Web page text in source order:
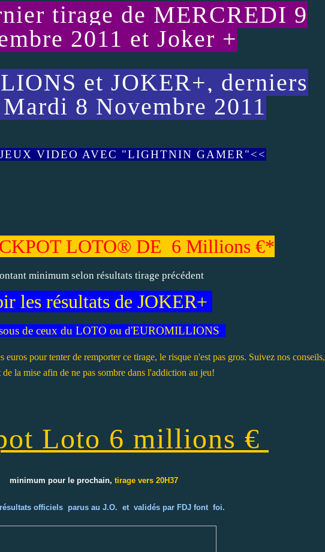
tirage de MERCREDI 9
2011 et Joker +
et JOKER+, derniers
8 Novembre 2011
VIDEO AVEC "LIGHTNIN GAMER"<<
LOTO® DE 6 Millions €*
minimum selon résultats tirage précédent
les résultats de JOKER+
de ceux du LOTO ou d'EUROMILLIONS
euros pour tenter de remporter ce tirage, le risque n'est pas gros. Suivez nos conseils,
la mise afin de ne pas sombre dans l'addiction au jeu!
Loto 6 millions €
minimum pour le prochain, tirage vers 20H37
officiels parus au J.O. et validés par FDJ font foi.